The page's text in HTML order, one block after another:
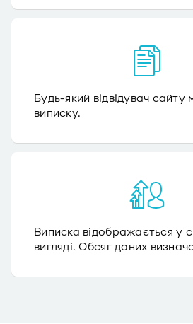
Будь-який відвідувач
виписку.
Виписка відображається у
вигляді. Обсяг даних